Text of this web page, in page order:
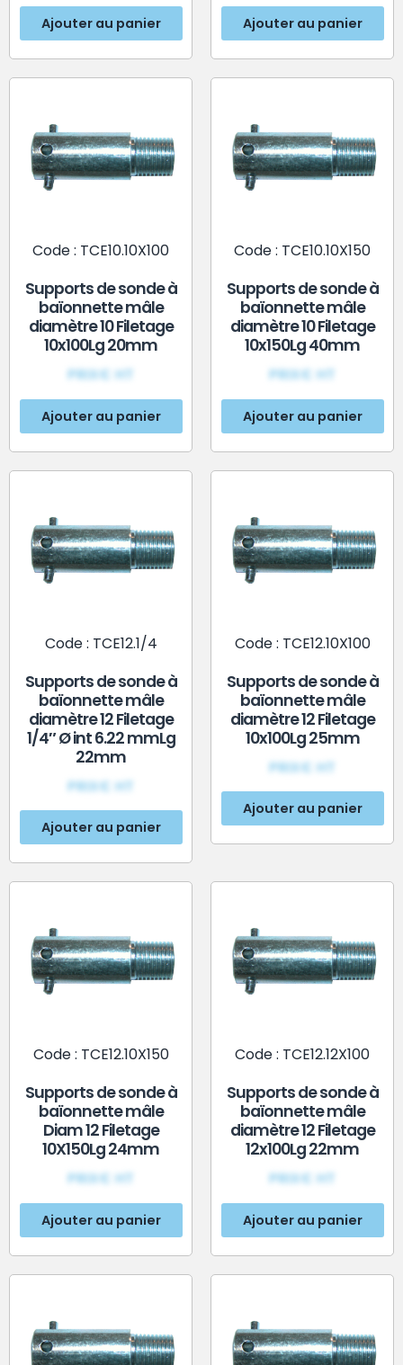
Ajouter au panier Ajouter au panier
Code : TCE10.10X100
Supports de sonde à
baïonnette mâle
diamètre 10 Filetage
10x100Lg 20mm
PRIX€ HT
Ajouter au panier
Code : TCE10.10X150
Supports de sonde à
baïonnette mâle
diamètre 10 Filetage
10x150Lg 40mm
PRIX€ HT
Ajouter au panier
Code : TCE12.1/4
Supports de sonde à
baïonnette mâle
diamètre 12 Filetage
1/4″ Ø int 6.22 mmLg
22mm
PRIX€ HT
Ajouter au panier
Code : TCE12.10X100
Supports de sonde à
baïonnette mâle
diamètre 12 Filetage
10x100Lg 25mm
PRIX€ HT
Ajouter au panier
Code : TCE12.10X150
Supports de sonde à
baïonnette mâle
Diam 12 Filetage
10X150Lg 24mm
PRIX€ HT
Ajouter au panier
Code : TCE12.12X100
Supports de sonde à
baïonnette mâle
diamètre 12 Filetage
12x100Lg 22mm
PRIX€ HT
Ajouter au panier